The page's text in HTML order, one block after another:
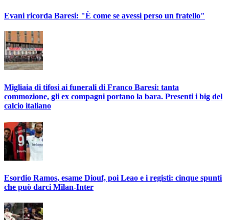
Evani ricorda Baresi: "È come se avessi perso un fratello"
Migliaia di tifosi ai funerali di Franco Baresi: tanta
commozione, gli ex compagni portano la bara. Presenti i big del
calcio italiano
Esordio Ramos, esame Diouf, poi Leao e i registi: cinque spunti
che può darci Milan-Inter